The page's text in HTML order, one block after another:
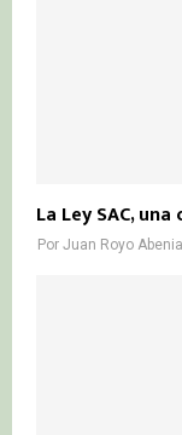
La Ley SAC,
Por Juan Royo Abenia